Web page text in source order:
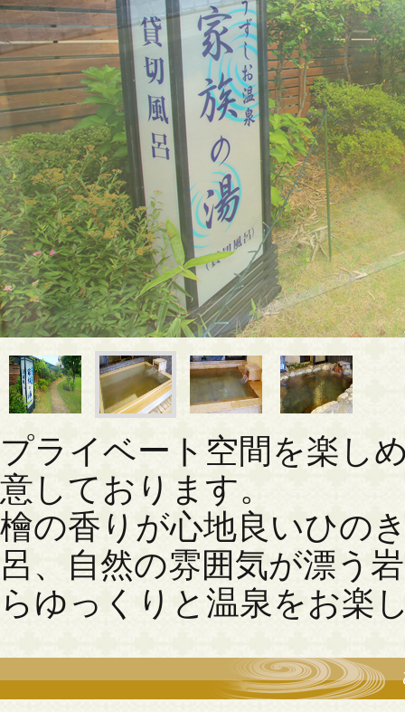
プライベート空間を楽し
意しております。
檜の香りが心地良いひの
呂、自然の雰囲気が漂う
らゆっくりと温泉をお楽